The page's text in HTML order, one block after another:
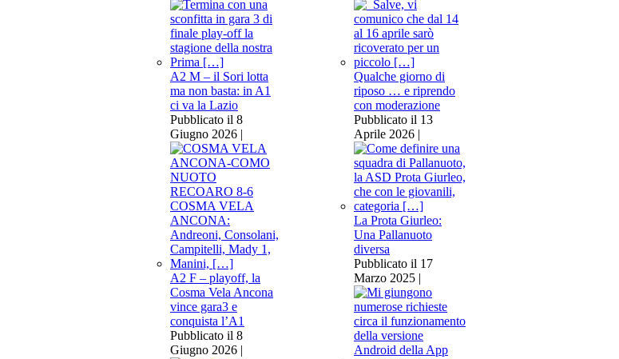
Qualche giorno di
riposo … e riprendo
con moderazione
Pubblicato il 13
Aprile 2026 |
La Prota Giurleo:
Una Pallanuoto
diversa
Pubblicato il 17
Marzo 2025 |
A2 M – il Sori lotta
ma non basta: in A1
ci va la Lazio
Pubblicato il 8
Giugno 2026 |
A2 F – playoff, la
Cosma Vela Ancona
vince gara3 e
conquista l’A1
Pubblicato il 8
Giugno 2026 |